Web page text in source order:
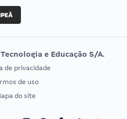
Vunesp
EXAME DE ORDEM
Calendário OAB
e Educação S/A.
de privacidade
de uso
do site